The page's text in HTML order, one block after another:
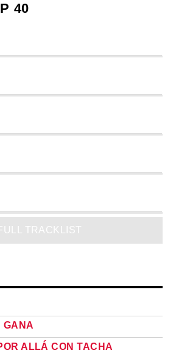
40
TRACKLIST
GANA
ALLÁ CON TACHA